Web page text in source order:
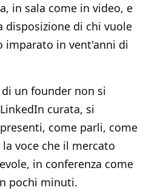
in sala come in video, e
disposizione di chi vuole
imparato in vent'anni di
un founder non si
curata, si
come parli, come
voce che il mercato
in conferenza come
pochi minuti.